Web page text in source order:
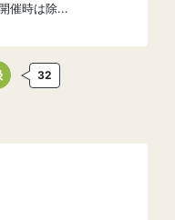
催時は除...
32